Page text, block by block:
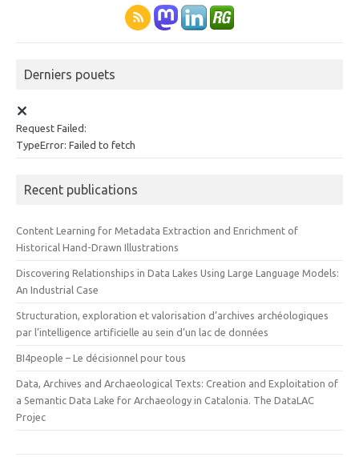
Derniers pouets
Request Failed:
TypeError: Failed to fetch
Recent publications
Content Learning for Metadata Extraction and Enrichment of
Historical Hand-Drawn Illustrations
Discovering Relationships in Data Lakes Using Large Language Models:
An Industrial Case
Structuration, exploration et valorisation d’archives archéologiques
par l’intelligence artificielle au sein d’un lac de données
BI4people – Le décisionnel pour tous
Data, Archives and Archaeological Texts: Creation and Exploitation of
a Semantic Data Lake for Archaeology in Catalonia. The DataLAC
Projec